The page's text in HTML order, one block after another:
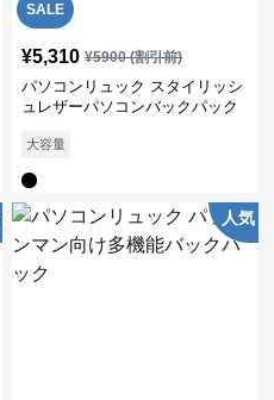
SALE
¥5,310 ¥5900(割引前)
パソコンリュック スタイリッシ
ュレザーパソコンバックパック
大容量
人気